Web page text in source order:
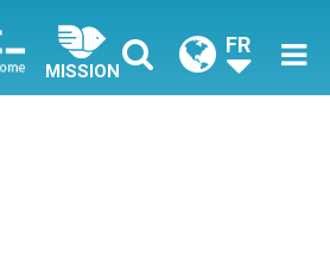
MISSION
FR